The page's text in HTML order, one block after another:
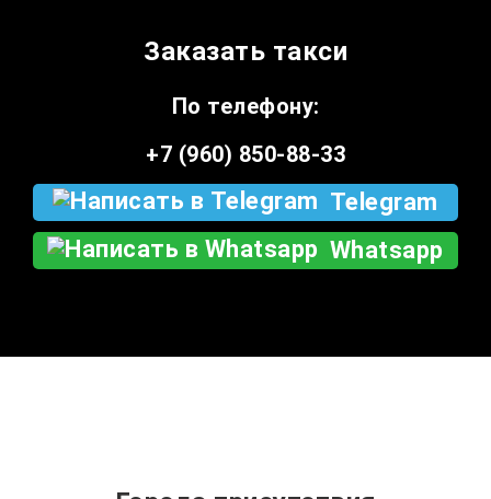
Заказать такси
По телефону:
+7 (960) 850-88-33
Telegram
Whatsapp